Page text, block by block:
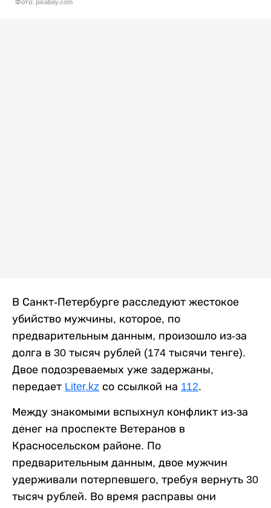
Фото: pixabay.com
В Санкт-Петербурге расследуют жестокое
убийство мужчины, которое, по
предварительным данным, произошло из-за
долга в 30 тысяч рублей (174 тысячи тенге).
Двое подозреваемых уже задержаны,
передает Liter.kz со ссылкой на 112.
Между знакомыми вспыхнул конфликт из-за
денег на проспекте Ветеранов в
Красносельском районе. По
предварительным данным, двое мужчин
удерживали потерпевшего, требуя вернуть 30
тысяч рублей. Во время расправы они